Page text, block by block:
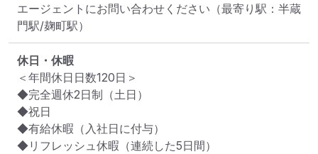
エージェントにお問い合わせください （最寄り駅：半蔵
門駅/麹町駅）
休日・休暇
＜年間休日日数120日＞
◆完全週休2日制（土日）
◆祝日
◆有給休暇（入社日に付与）
◆リフレッシュ休暇（連続した5日間）